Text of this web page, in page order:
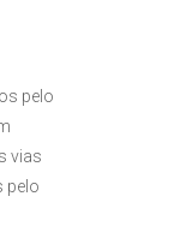
pelo
vias
pelo